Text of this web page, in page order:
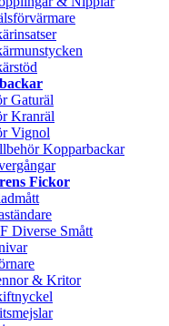
Gaturäl
Kranräl
Vignol
Kopparbackar
Fickor
Diverse Smått
& Kritor